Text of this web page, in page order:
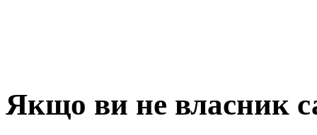
Якщо ви не власник